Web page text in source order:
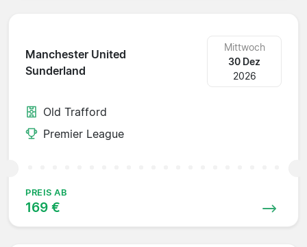
Manchester United
Sunderland
Mittwoch
30 Dez
2026
Old Trafford
Premier League
PREIS AB
169 €